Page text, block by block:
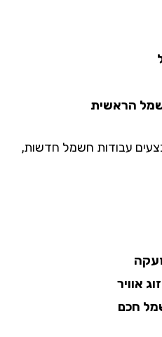
עבודות חשמל חדשות,